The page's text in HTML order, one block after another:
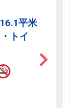
平米
トイ